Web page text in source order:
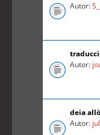
Autor:
Autor:
deia
Autor: